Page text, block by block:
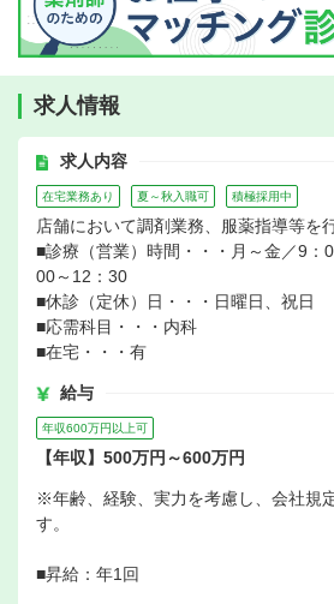
求人情報
求人内容
在宅業務あり 夏～秋入職可 積極採用中
店舗において調剤業務、服薬指導等を
■診療（営業）時間・・・月～金／9：
00～12：30
■休診（定休）日・・・日曜日、祝日
■応需科目・・・内科
■在宅・・・有
給与
年収600万円以上可
【年収】500万円～600万円
※年齢、経験、実力を考慮し、会社規
す。
■昇給：年1回